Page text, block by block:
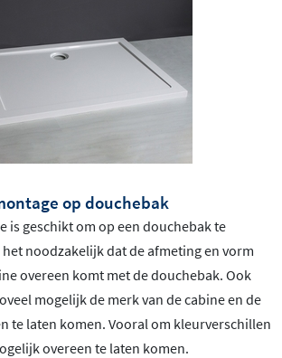
op douchebak
is geschikt om op een douchebak te
noodzakelijk dat de afmeting en vorm
overeen komt met de douchebak. Ook
mogelijk de merk van de cabine en de
te laten komen. Vooral om kleurverschillen
overeen te laten komen.